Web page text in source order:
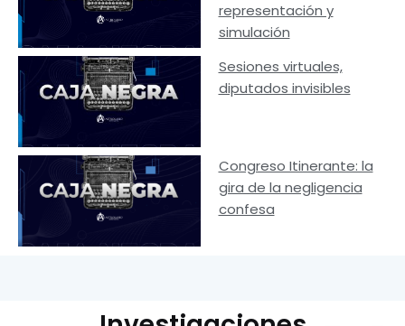
representación y
simulación
Sesiones virtuales,
diputados invisibles
Congreso Itinerante: la
gira de la negligencia
confesa